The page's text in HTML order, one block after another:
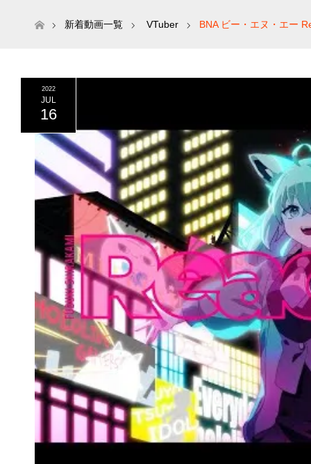
ホーム新着動画一覧 VTuber BNA ビー・エヌ・エー
2022
JUL
16